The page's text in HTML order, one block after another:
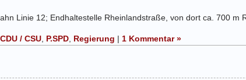
Linie 12; Endhaltestelle Rheinlandstraße, von dort ca. 700 m
/ CSU P.SPD Regierung | 1 Kommentar »